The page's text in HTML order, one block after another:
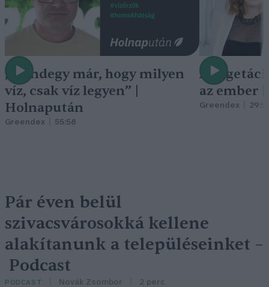
„Mindegy már, hogy milyen
víz, csak víz legyen” |
Holnapután
Greendex 55:58
A
az ember
Greendex
Pár éven belül
szivacsvárosokká kellene
alakítanunk a településeinket –
Podcast
PODCAST Novák Zsombor 2 perc